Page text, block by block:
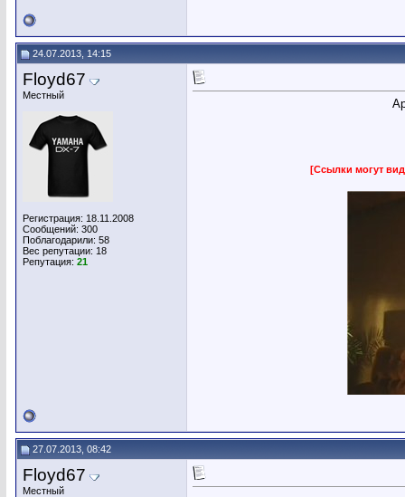
24.07.2013, 14:15
Floyd67
Местный
Регистрация: 18.11.2008
Сообщений: 300
Поблагодарили: 58
Вес репутации: 18
Репутация: 21
[Ссылки могут
27.07.2013, 08:42
Floyd67
Местный